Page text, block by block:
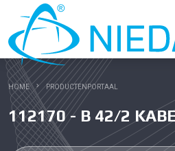
HOME PRODUCTENPORTAAL
112170 - B 42/2